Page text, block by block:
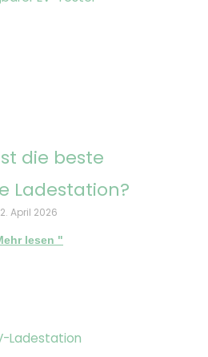
die beste
Ladestation?
2. April 2026
lesen "